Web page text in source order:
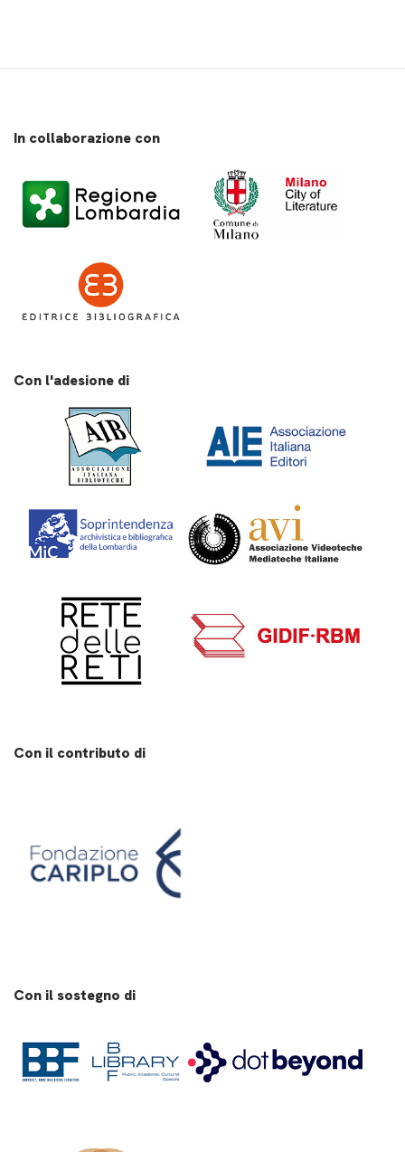
In collaborazione con
Con l'adesione di
Con il contributo di
Con il sostegno di